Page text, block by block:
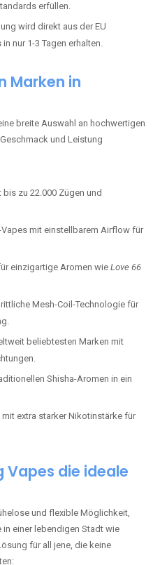
erfüllen.
wird direkt aus der EU
nur 1-3 Tagen erhalten.
Marken in
breite Auswahl an hochwertigen
und Leistung
bis zu 22.000 Zügen und
Vapes mit einstellbarem Airflow für
einzigartige Aromen wie Love 66
Mesh-Coil-Technologie für
beliebtesten Marken mit
Shisha-Aromen in ein
extra starker Nikotinstärke für
Vapes die ideale
und flexible Möglichkeit,
einer lebendigen Stadt wie
für all jene, die keine